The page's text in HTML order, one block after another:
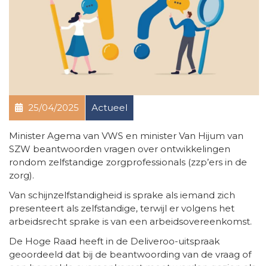
25/04/2025 Actueel
Minister Agema van VWS en minister Van Hijum van
SZW beantwoorden vragen over ontwikkelingen
rondom zelfstandige zorgprofessionals (zzp’ers in de
zorg).
Van schijnzelfstandigheid is sprake als iemand zich
presenteert als zelfstandige, terwijl er volgens het
arbeidsrecht sprake is van een arbeidsovereenkomst.
De Hoge Raad heeft in de Deliveroo-uitspraak
geoordeeld dat bij de beantwoording van de vraag of